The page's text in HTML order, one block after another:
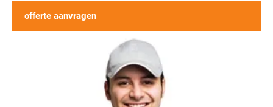
offerte aanvragen